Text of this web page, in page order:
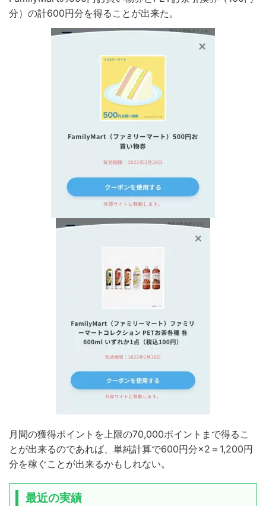
分）の計600円分を得ることが出来た。
月間の獲得ポイントを上限の70,000ポイントまで得るこ
とが出来るのであれば、単純計算で600円分×2＝1,200円
分を稼ぐことが出来るかもしれない。
最近の実績